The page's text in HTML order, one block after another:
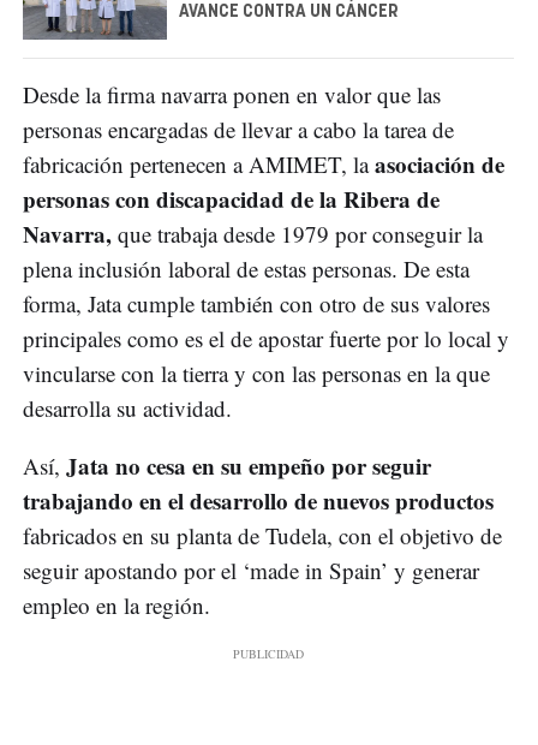
AVANCE CONTRA UN CÁNCER
Desde la firma navarra ponen en valor que las
personas encargadas de llevar a cabo la tarea de
fabricación pertenecen a AMIMET, laasociación de
personas con discapacidad de la Ribera de
Navarra, que trabaja desde 1979 por conseguir la
plena inclusión laboral de estas personas. De esta
forma, Jata cumple también con otro de sus valores
principales como es el de apostar fuerte por lo local y
vincularse con la tierra y con las personas en la que
desarrolla su actividad.
Así, Jata no cesa en su empeño por seguir
trabajando en el desarrollo de nuevos productos
fabricados en su planta de Tudela, con el objetivo de
seguir apostando por el ‘made in Spain’ y generar
empleo en la región.